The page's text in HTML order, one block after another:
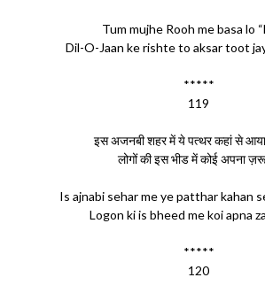
Tum mujhe Rooh me basa lo
Dil-O-Jaan ke rishte to aksar toot
*****
119
इस अजनबी शहर में ये पत्थर कहां से
लोगों की इस भीड में कोई अपना
Is ajnabi sehar me ye patthar kahan
Logon ki is bheed me koi apna
*****
120